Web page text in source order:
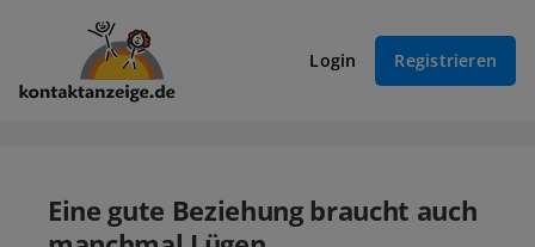
Login Registrieren
Eine gute Beziehung braucht auch